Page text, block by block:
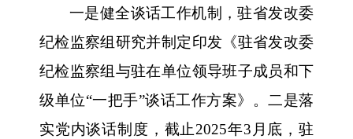
一是健全谈话工作机制，驻省发改委
纪检监察组研究并制定印发《驻省发改委
纪检监察组与驻在单位领导班子成员和下
级单位“一把手”谈话工作方案》。二是落
实党内谈话制度，截止2025年3月底，驻